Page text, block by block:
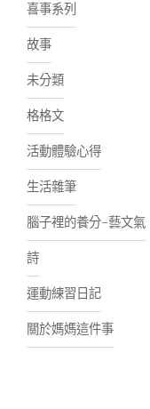
喜事系列
故事
未分類
格格文
活動體驗心得
生活雜筆
腦子裡的養分-藝文氣
詩
運動練習日記
關於媽媽這件事